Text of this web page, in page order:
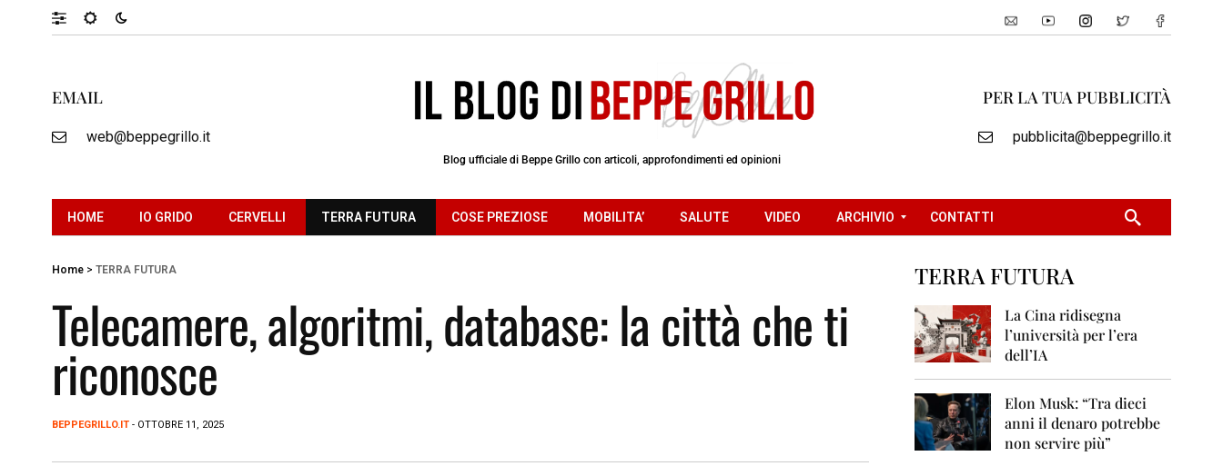
EMAIL
web@beppegrillo.it
Blog ufficiale di Beppe Grillo con articoli, approfondimenti ed opinioni
PER LA TUA PUBBLICITÀ
pubblicita@beppegrillo.it
HOME IO GRIDO CERVELLI TERRA FUTURA COSE PREZIOSE MOBILITA’ SALUTE VIDEO ARCHIVIO
0
0
5
2
CONTATTI
Home > TERRA FUTURA
Telecamere, algoritmi, database: la città che ti
riconosce
BEPPEGRILLO.IT - OTTOBRE 11, 2025
TERRA FUTURA
La Cina ridisegna
l’università per l’era
dell’IA
Elon Musk: “Tra dieci
anni il denaro potrebbe
non servire più”